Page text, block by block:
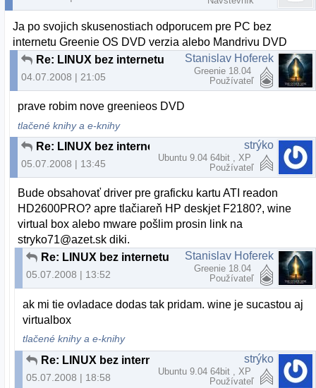
Ja po svojich skusenostiach odporucem pre PC bez
internetu Greenie OS DVD verzia alebo Mandrivu DVD
Re: LINUX bez internetu
04.07.2008 | 21:05
Stanislav Hoferek
Greenie 18.04
Používateľ
prave robim nove greenieos DVD
tlačené knihy a e-knihy
Re: LINUX bez internetu
05.07.2008 | 13:45
strýko
Ubuntu 9.04 64bit , XP
Používateľ
Bude obsahovať driver pre graficku kartu ATI readon
HD2600PRO? apre tlačiareň HP deskjet F2180?, wine
virtual box alebo mware pošlim prosin link na
stryko71@azet.sk diki.
Re: LINUX bez internetu
05.07.2008 | 13:52
Stanislav Hoferek
Greenie 18.04
Používateľ
ak mi tie ovladace dodas tak pridam. wine je sucastou aj
virtualbox
tlačené knihy a e-knihy
Re: LINUX bez internetu
05.07.2008 | 18:58
strýko
Ubuntu 9.04 64bit , XP
Používateľ